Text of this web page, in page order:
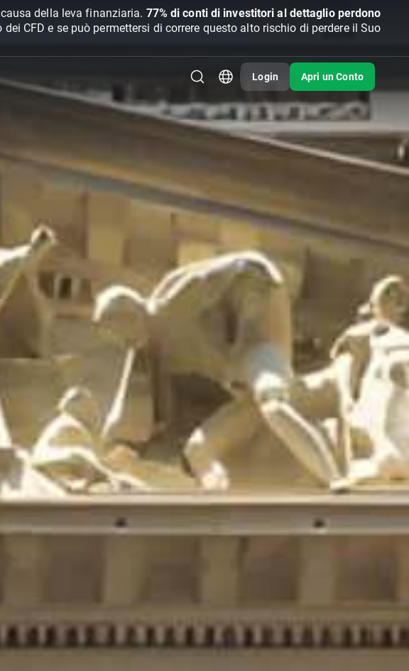
della leva finanziaria. 77% di conti di investitori al dettaglio perdono
CFD e se può permettersi di correre questo alto rischio di perdere il Suo
Login Apri un Conto